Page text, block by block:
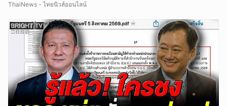
ThaiNews - ไทยนิวส์ออนไลน์